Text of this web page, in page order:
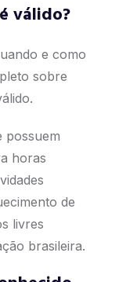
válido?
e como
sobre
.
possuem
horas
de
livres
brasileira.